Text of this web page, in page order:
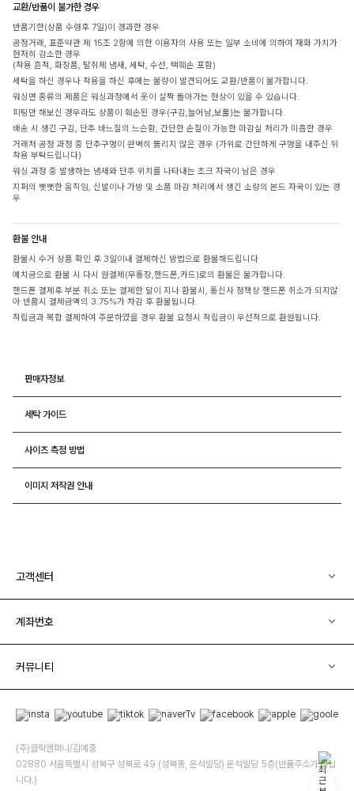
교환/반품이 불가한 경우
반품기한(상품 수령후 7일)이 경과한 경우
공정거래, 표준약관 제 15조 2항에 의한 이용자의 사용 또는 일부 소비에 의하여 재화 가치가
현저히 감소한 경우
(착용 흔적, 화장품, 탈취제 냄새, 세탁, 수선, 택훼손 포함)
세탁을 하신 경우나 착용을 하신 후에는 불량이 발견되어도 교환/반품이 불가합니다.
워싱면 종류의 제품은 워싱과정에서 옷이 살짝 돌아가는 현상이 있을 수 있습니다.
피팅만 해보신 경우라도 상품이 훼손된 경우(구김,늘어남,보풀)는 불가합니다.
배송 시 생긴 구김, 단추 바느질의 느슨함, 간단한 손질이 가능한 마감실 처리가 미흡한 경우
거래처 공정 과정 중 단추구멍이 완벽히 뚫리지 않은 경우 (가위로 간단하게 구멍을 내주신 뒤
착용 부탁드립니다)
워싱 과정 중 발생하는 냄새와 단추 위치를 나타내는 초크 자국이 남은 경우
지퍼의 뻣뻣한 움직임, 신발이나 가방 및 소품 마감 처리에서 생긴 소량의 본드 자국이 있는 경
우
환불 안내
환불시 수거 상품 확인 후 3일이내 결제하신 방법으로 환불해드립니다
예치금으로 환불 시 다시 원결제(무통장,핸드폰,카드)로의 환불은 불가합니다.
핸드폰 결제후 부분 취소 또는 결제한 달이 지나 환불시, 통신사 정책상 핸드폰 취소가 되지않
아 반품시 결제금액의 3.75%가 차감 후 환불됩니다.
적립금과 복합 결제하여 주문하였을 경우 환불 요청시 적립금이 우선적으로 환원됩니다.
판매자정보
세탁 가이드
사이즈 측정 방법
이미지 저작권 안내
고객센터
계좌번호
커뮤니티
(주)클릭앤퍼니/김예중
02880 서울특별시 성북구 성북로 49 (성북동, 운석빌딩) 운석빌딩 5층(반품주소가 아닙
니다.)